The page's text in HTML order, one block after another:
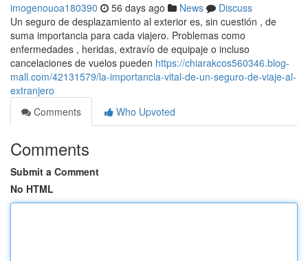
imogenouoa180390 56 days ago News
Discuss
Un seguro de desplazamiento al exterior es, sin cuestión , de
suma importancia para cada viajero. Problemas como
enfermedades , heridas, extravío de equipaje o incluso
cancelaciones de vuelos pueden https://chiarakcos560346.blog-
mall.com/42131579/la-importancia-vital-de-un-seguro-de-viaje-al-
extranjero
Comments
Who Upvoted
Comments
Submit a Comment
No HTML